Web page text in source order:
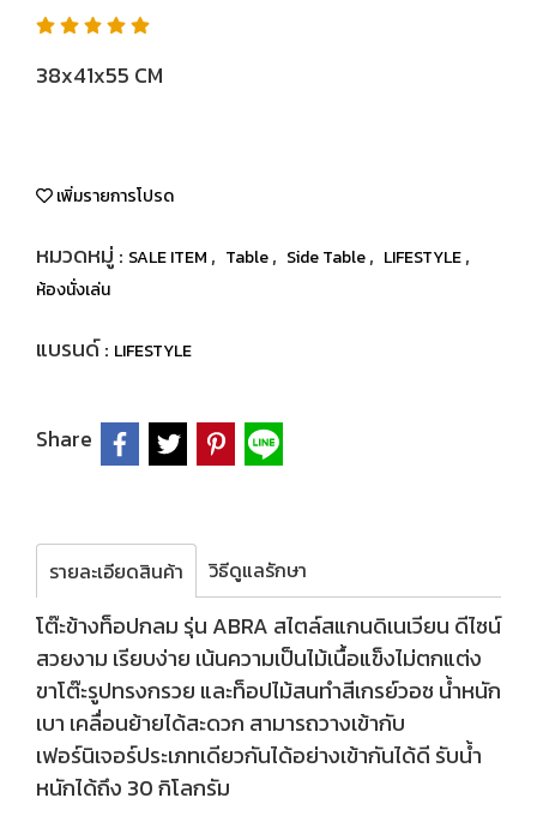
38x41x55 CM
เพิ่มรายการโปรด
หมวดหมู่ : SALE ITEM , Table, Side Table, LIFESTYLE,
ห้องนั่งเล่น
แบรนด์ : LIFESTYLE
Share
รายละเอียดสินค้า วิธีดูแลรักษา
โต๊ะข้างท็อปกลม รุ่น ABRA สไตล์สแกนดิเนเวียน ดีไซน์
สวยงาม เรียบง่าย เน้นความเป็นไม้เนื้อแข็งไม่ตกแต่ง
ขาโต๊ะรูปทรงกรวย และท็อปไม้สนทำสีเกรย์วอช น้ำหนัก
เบา เคลื่อนย้ายได้สะดวก สามารถวางเข้ากับ
เฟอร์นิเจอร์ประเภทเดียวกันได้อย่างเข้ากันได้ดี รับน้ำ
หนักได้ถึง 30 กิโลกรัม